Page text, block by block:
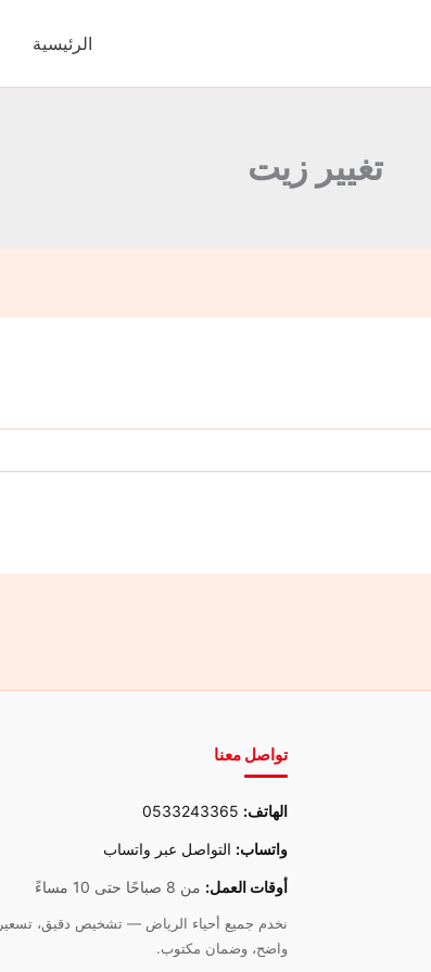
الرئيسية
تغيير زيت
تواصل معنا
الهاتف: 0533243365
واتساب: التواصل عبر واتساب
أوقات العمل: من 8 صباحًا حتى 10 مساءً
نخدم جميع أحياء الرياض — تشخيص دقيق، تسعير
واضح، وضمان مكتوب.